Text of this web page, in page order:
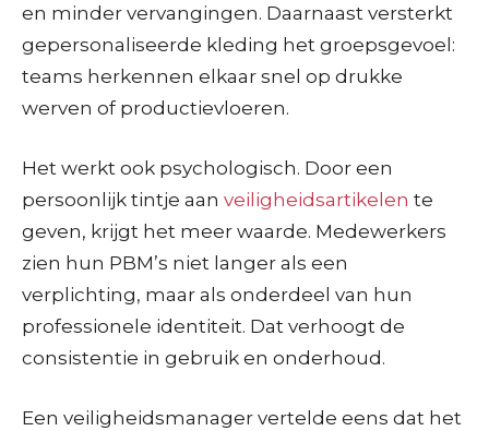
en minder vervangingen. Daarnaast versterkt
gepersonaliseerde kleding het groepsgevoel:
teams herkennen elkaar snel op drukke
werven of productievloeren.
Het werkt ook psychologisch. Door een
persoonlijk tintje aan veiligheidsartikelen te
geven, krijgt het meer waarde. Medewerkers
zien hun PBM’s niet langer als een
verplichting, maar als onderdeel van hun
professionele identiteit. Dat verhoogt de
consistentie in gebruik en onderhoud.
Een veiligheidsmanager vertelde eens dat het